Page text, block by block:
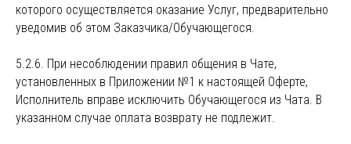
которого осуществляется оказание Услуг, предварительно
уведомив об этом Заказчика/Обучающегося.
5.2.6. При несоблюдении правил общения в Чате,
установленных в Приложении №1 к настоящей Оферте,
Исполнитель вправе исключить Обучающегося из Чата. В
указанном случае оплата возврату не подлежит.